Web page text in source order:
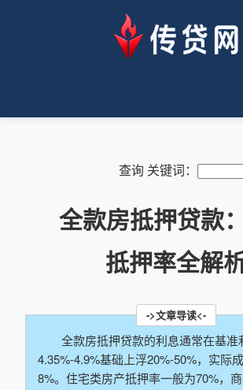
查询 关键词：
全款房抵押贷款
抵押率全解
全款房抵押贷款的利息通常在基准
4.35%-4.9%基础上浮20%-50%，实际
8%。住宅类房产抵押率一般为70%，